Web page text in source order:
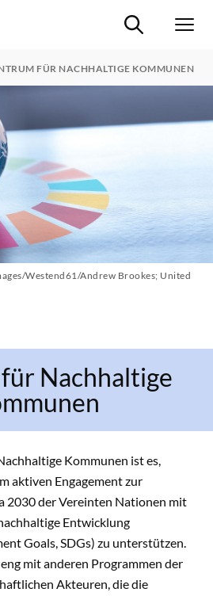
Suche ein-/
FÜR NACHHALTIGE KOMMUNEN
Westend61/Andrew Brookes; United
Nachhaltige
Kommunen ist es,
aktiven Engagement zur
2030 der Vereinten Nationen mit
Entwicklung
Goals, SDGs) zu unterstützen.
mit anderen Programmen der
Akteuren, die die